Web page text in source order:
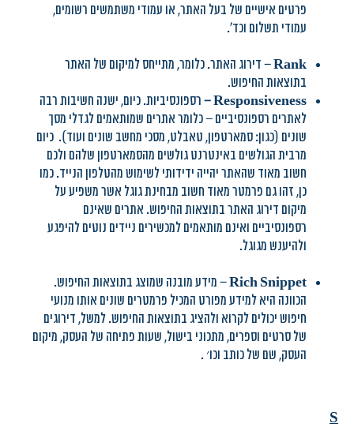
פרטים אישיים של בעל האתר, או עמודי משתמשים רשומים,
עמודי תשלום וכד'.
Rank– דירוג האתר. כלומר, מתייחס למיקום של האתר
בתוצאות החיפוש.
Responsiveness
– רספונסיביות. כיום, ישנה חשיבות רבה
לאתרים רספונסיביים – כלומר אתרים שמותאמים לגדלי מסך
שונים (כגון: סמארטפון, טאבלט, מסכי מחשב שונים ועוד). כיום
מרבית הגולשים באינטרנט גולשים מהסמארטפון שלהם ולכם
חשוב מאוד שהאתר יהייה ידידותי לשימוש מהטלפון הנייד. כמו
כן, זהו גם פרמטר מאוד חשוב מבחינת גוגל אשר משפיע על
מיקום דירוג האתר בתוצאות החיפוש. אתרים שאינם
רספונסיביים ואינם מותאמים למכשירים ניידים נוטים להיפגע
ולהיענש מגוגל.
Rich Snippet
– מידע מובנה שמוצג בתוצאות החיפוש.
הכוונה היא למידע מפורט המכיל פרמטרים שונים אותו מנועי
חיפוש יכולים לקרוא ולהציג בתוצאות החיפוש. למשל, דירוגים
של סרטים וספרים, מתכוני בישול, שעות פתיחה של העסק, מיקום
העסק, שם של כותב וכו׳ .
S